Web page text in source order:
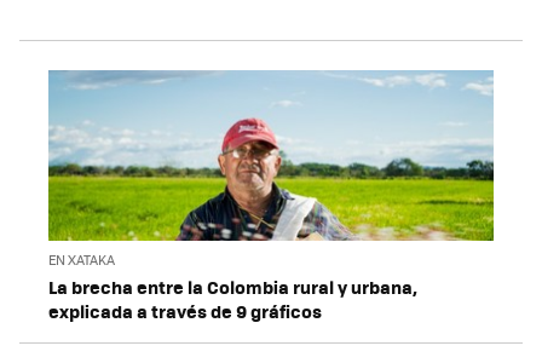
EN XATAKA
La brecha entre la Colombia rural y urbana,
explicada a través de 9 gráficos